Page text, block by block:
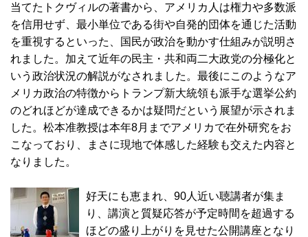
当てたトクヴィルの著書から、アメリカ人は権力や多数派
を信用せず、最小単位である街や自発的団体を通じた活動
を重視するといった、国民が政治を動かす仕組みが説明さ
れました。加えて近年の民主・共和両二大政党の分極化と
いう政治状況の解説がなされました。最後にこのようなア
メリカ政治の特徴からトランプ新大統領も派手な選挙公約
のどれほどが達成できるかは疑問だという展望が示されま
した。松本准教授は本年8月までアメリカで在外研究をお
こなっており、まさに現地で体感した経験も交えた内容と
なりました。
好天にも恵まれ、90人近い聴講者が集ま
り、講演と質疑応答が予定時間を超過する
ほどの盛り上がりを見せた公開講座となり